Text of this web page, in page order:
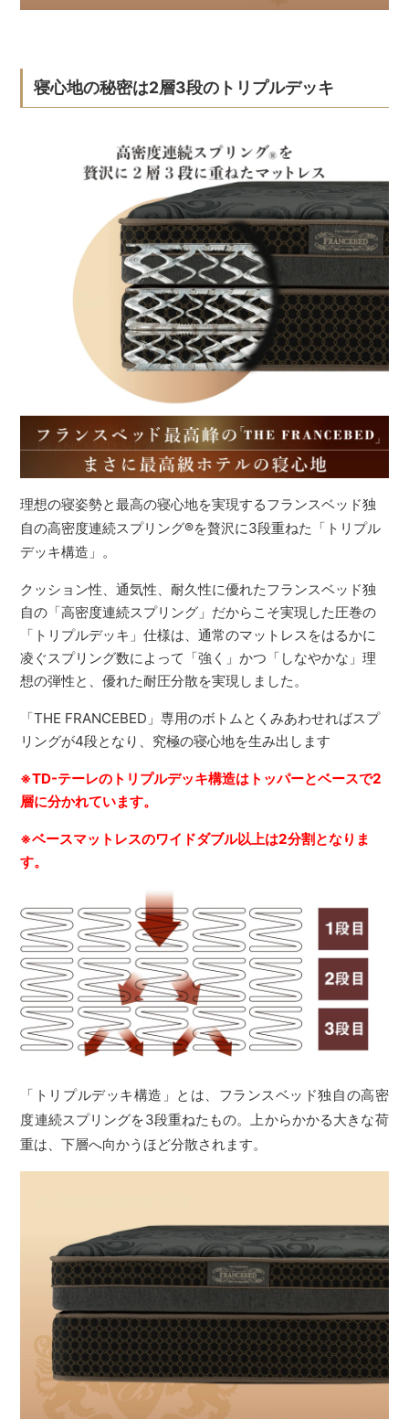
寝心地の秘密は2層3段のトリプルデッキ
理想の寝姿勢と最高の寝心地を実現するフランスベッド独
自の高密度連続スプリング®を贅沢に3段重ねた「トリプル
デッキ構造」。
クッション性、通気性、耐久性に優れたフランスベッド独
自の「高密度連続スプリング」だからこそ実現した圧巻の
「トリプルデッキ」仕様は、通常のマットレスをはるかに
凌ぐスプリング数によって「強く」かつ「しなやかな」理
想の弾性と、優れた耐圧分散を実現しました。
「THE FRANCEBED」専用のボトムとくみあわせればスプ
リングが4段となり、究極の寝心地を生み出します
※TD-テーレのトリプルデッキ構造はトッパーとベースで2
層に分かれています。
※ベースマットレスのワイドダブル以上は2分割となりま
す。
「トリプルデッキ構造」とは、フランスベッド独自の高密
度連続スプリングを3段重ねたもの。上からかかる大きな荷
重は、下層へ向かうほど分散されます。